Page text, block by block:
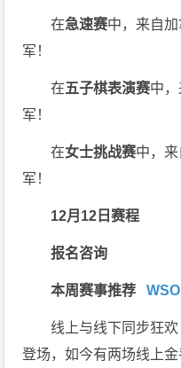
在急速赛中，来自
军！
在五子棋表演赛中
军！
在女士挑战赛中，
军！
12月12日赛程
报名咨询
本周赛事推荐
线上与线下同步狂
登场，如今有两场线上